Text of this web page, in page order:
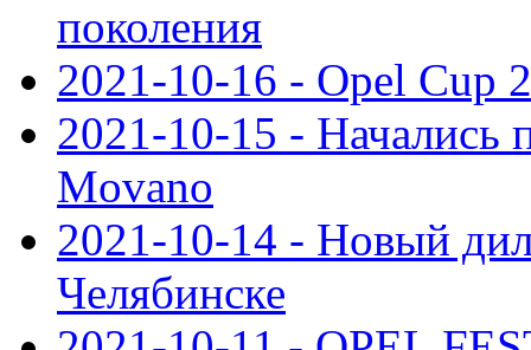
поколения
2021-10-16 - Opel Cup
2021-10-15 - Начались
Movano
2021-10-14 - Новый
Челябинске